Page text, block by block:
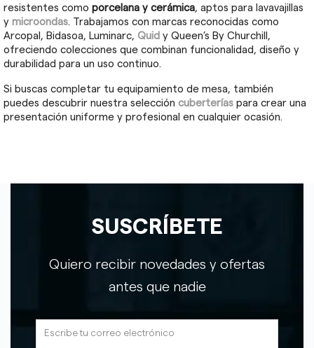
resistentes como porcelana y cerámica, aptos para lavavajillas
y microondas. Trabajamos con marcas reconocidas como
Arcopal, Bidasoa, Luminarc, Quid y Queen’s By Churchill,
ofreciendo colecciones que combinan funcionalidad, diseño y
durabilidad para un uso continuo.
Si buscas completar tu equipamiento de mesa, también
puedes descubrir nuestra selección cuberterías para crear una
presentación uniforme y profesional en cualquier ocasión.
SUSCRÍBETE
Quiero recibir novedades y ofertas
antes que nadie